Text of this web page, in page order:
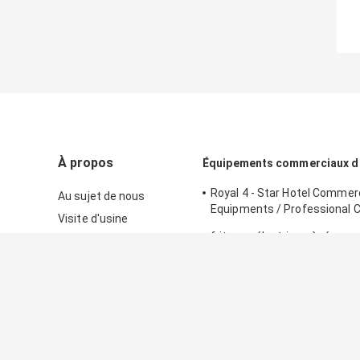
À propos
Au sujet de nous
Visite d'usine
Équipements commerciaux
Royal 4 - Star Hotel
Equipments / Professional
friteuse électrique à